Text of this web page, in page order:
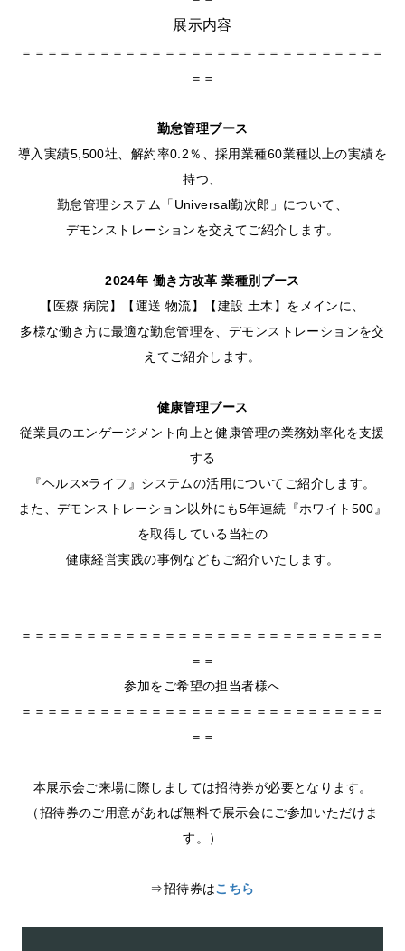
展示内容
＝＝＝＝＝＝＝＝＝＝＝＝＝＝＝＝＝＝＝＝＝＝＝＝＝＝＝＝
＝＝
勤怠管理ブース
導入実績5,500社、解約率0.2％、採用業種60業種以上の実績を
持つ、
勤怠管理システム「Universal勤次郎」について、
デモンストレーションを交えてご紹介します。
2024年 働き方改革 業種別ブース
【医療 病院】【運送 物流】【建設 土木】をメインに、
多様な働き方に最適な勤怠管理を、デモンストレーションを交
えてご紹介します。
健康管理ブース
従業員のエンゲージメント向上と健康管理の業務効率化を支援
する
『ヘルス×ライフ』システムの活用についてご紹介します。
また、デモンストレーション以外にも5年連続『ホワイト500』
を取得している当社の
健康経営実践の事例などもご紹介いたします。
＝＝＝＝＝＝＝＝＝＝＝＝＝＝＝＝＝＝＝＝＝＝＝＝＝＝＝＝
＝＝
参加をご希望の担当者様へ
＝＝＝＝＝＝＝＝＝＝＝＝＝＝＝＝＝＝＝＝＝＝＝＝＝＝＝＝
＝＝
本展示会ご来場に際しましては招待券が必要となります。
（招待券のご用意があれば無料で展示会にご参加いただけま
す。）
⇒招待券はこちら